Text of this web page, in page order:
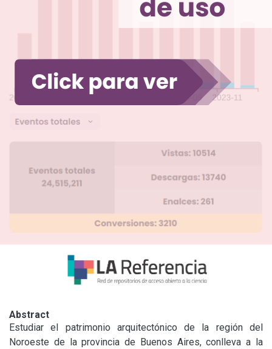
Abstract
Estudiar el patrimonio arquitectónico de la región del
Noroeste de la provincia de Buenos Aires, conlleva a la